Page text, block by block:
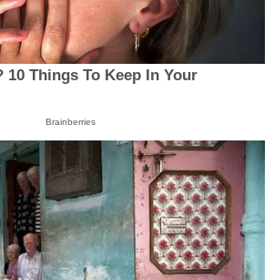
Things To Keep In Your
Brainberries